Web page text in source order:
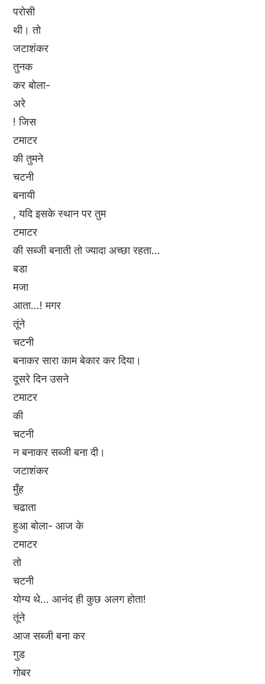
परोसी
थी। तो
जटाशंकर
तुनक
कर बोला-
अरे
! जिस
टमाटर
की तुमने
चटनी
बनायी
, यदि इसके स्थान पर तुम
टमाटर
की सब्जी बनाती तो ज्यादा अच्छा रहता...
बडा
मजा
आता...! मगर
तूंने
चटनी
बनाकर सारा काम बेकार कर दिया।
दूसरे दिन उसने
टमाटर
की
चटनी
न बनाकर सब्जी बना दी।
जटाशंकर
मुँह
चढाता
हुआ बोला- आज के
टमाटर
तो
चटनी
योग्य थे... आनंद ही कुछ अलग होता!
तूंने
आज सब्जी बना कर
गुड
गोबर